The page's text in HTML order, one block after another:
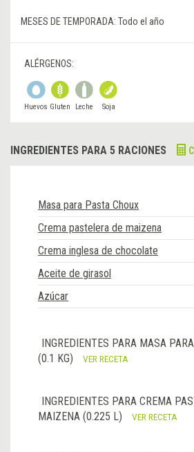
MESES DE TEMPORADA: Todo el año
ALÉRGENOS:
Huevos Gluten Leche Soja
INGREDIENTES PARA 5 RACIONES
Masa para Pasta Choux
Crema pastelera de maizena
Crema inglesa de chocolate
Aceite de girasol
Azúcar
INGREDIENTES PARA MASA
(0.1 KG)
VER RECETA
INGREDIENTES PARA CREMA
MAIZENA (0.225 L)
VER RECETA